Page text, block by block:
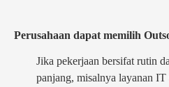
Perusahaan dapat memilih
Jika pekerjaan bersifat rutin
panjang, misalnya layanan IT